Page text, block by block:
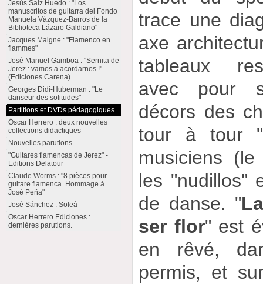
trace une
axe
tableaux
avec pour
décors des
tour à tour
musiciens
les "nudillos"
de danse. "
ser flor" est
en rêvé,
permis, et
Jesús Saiz Huedo : "Los
manuscritos de guitarra del Fondo
Manuela Vázquez-Barros de la
Biblioteca Lázaro Galdiano"
Jacques Maigne : "Flamenco en
flammes"
José Manuel Gamboa : "Sernita de
Jerez : vamos a acordarnos !"
(Ediciones Carena)
Georges Didi-Huberman : "Le
danseur des solitudes"
Partitions et DVDs pédagogiques
Óscar Herrero : deux nouvelles
collections didactiques
Nouvelles parutions
"Guitares flamencas de Jerez" -
Editions Delatour
Claude Worms : "8 pièces pour
guitare flamenca. Hommage à
José Peña"
José Sánchez : Soleá
Oscar Herrero Ediciones :
dernières parutions.